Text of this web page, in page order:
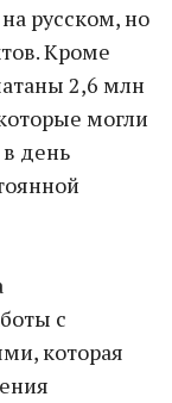
русском, но
Кроме
2,6 млн
могли
день
с
которая